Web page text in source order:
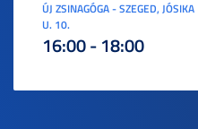
ÚJ ZSINAGÓGA - SZEGED, JÓSIKA
U. 10.
16:00 - 18:00